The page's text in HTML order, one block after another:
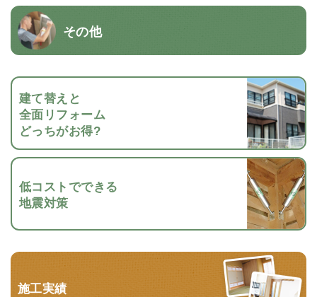
その他
建て替えと
全面リフォーム
どっちがお得?
低コストでできる
地震対策
施工実績